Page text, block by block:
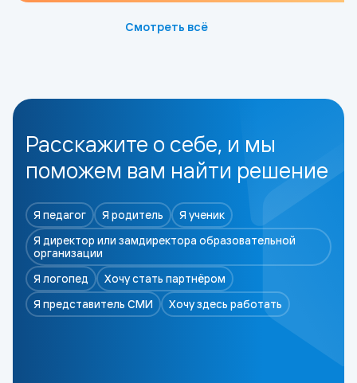
Смотреть всё
Расскажите о себе, и мы
поможем вам найти решение
Я педагог Я родитель
Я ученик
Я директор или замдиректора образовательной
организации
Я логопед
Хочу стать партнёром
Я представитель СМИ
Хочу здесь работать